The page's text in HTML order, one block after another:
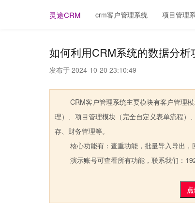
灵途CRM crm客户管理系统 项目管理
如何利用CRM系统的数据分
发布于 2024-10-20 23:10:49
CRM客户管理系统主要模块有客户管理模
理）、项目管理模块（完全自定义表单流程）
存、财务管理等。
核心功能有：查重功能，批量导入导出，
演示账号可查看所有功能，联系我们：